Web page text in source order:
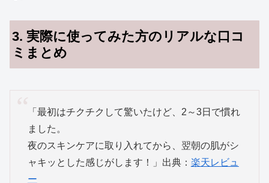
3. 実際に使ってみた方のリアルな口コ
ミまとめ
「最初はチクチクして驚いたけど、2～3日で慣れ
ました。
夜のスキンケアに取り入れてから、翌朝の肌がシ
ャキッとした感じがします！」出典： 楽天レビュ
ー